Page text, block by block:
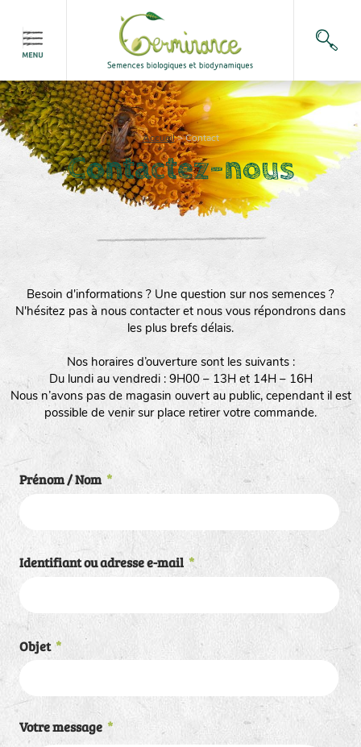
Accueil>Contact
Contactez-nous
Besoin d'informations ? Une question sur nos semences ?
N'hésitez pas à nous contacter et nous vous répondrons dans
les plus brefs délais.
Nos horaires d’ouverture sont les suivants :
Du lundi au vendredi : 9H00 – 13H et 14H – 16H
Nous n’avons pas de magasin ouvert au public, cependant il est
possible de venir sur place retirer votre commande.
Prénom / Nom *
Identifiant ou adresse e-mail *
Objet *
Votre message *